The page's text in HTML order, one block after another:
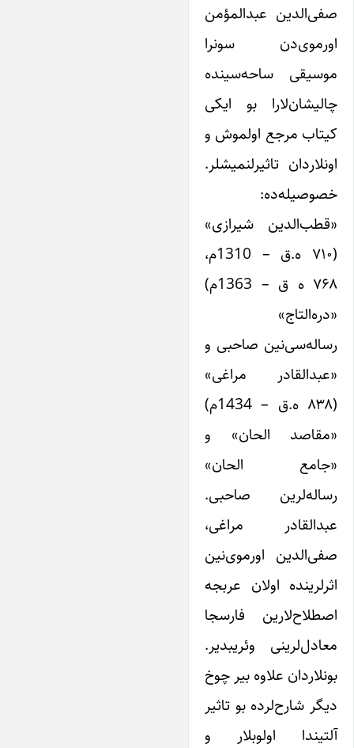
صفی‌الدین عبدالمؤمن
اورموی‌دن سونرا
موسیقی ساحه‌سینده
چالیشان‌لارا بو ایکی
کیتاب مرجع اولموش و
اونلاردان تاثیرلنمیشلر.
خصوصیله‌ده:
«قطب‌الدین شیرازی»
(۷۱۰ ه.ق – 1310م،
۷۶۸ ه ق – 1363م)
«دره‌التاج»
رساله‌سی‌نین صاحبی و
«عبدالقادر مراغی»
(۸۳۸ ه.ق – 1434م)
«مقاصد الحان» و
«جامع الحان»
رساله‌لرین صاحبی.
عبدالقادر مراغی،
صفی‌الدین اورموی‌نین
اثرلرینده اولان عربجه
اصطلاح‌لارین فارسجا
معادل‌لرینی وئریبدیر.
بونلاردان علاوه بیر چوخ
دیگر شارح‌لرده بو تاثیر
آلتیندا اولوبلار و